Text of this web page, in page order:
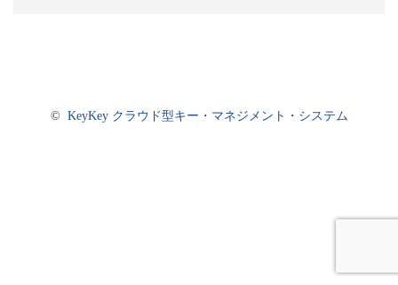
© KeyKey クラウド型キー・マネジメント・システム